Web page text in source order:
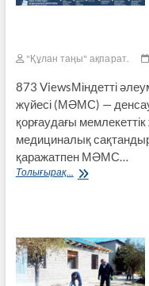
"Құлан таңы" ақпарат.
873 ViewsМіндетті
жүйесі (МӘМС) —
қор­ғаудағы
медициналық
қаражатпен МӘМС…
Толығырақ...
Медициналық
түсінеді?